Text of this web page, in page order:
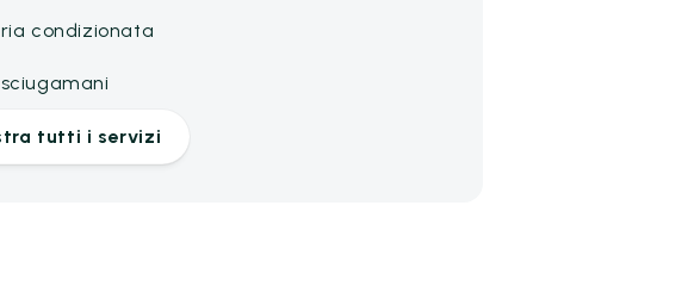
condizionata
tutti i servizi